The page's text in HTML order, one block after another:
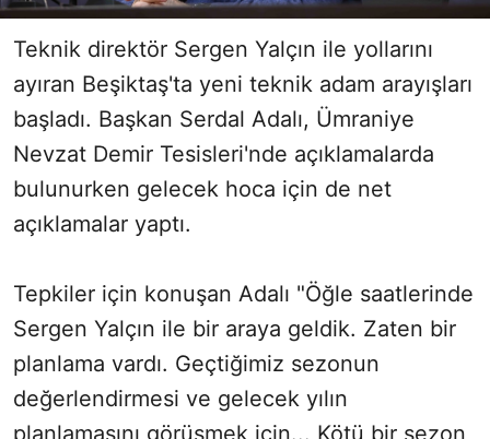
Teknik direktör Sergen Yalçın ile yollarını
ayıran Beşiktaş'ta yeni teknik adam arayışları
başladı. Başkan Serdal Adalı, Ümraniye
Nevzat Demir Tesisleri'nde açıklamalarda
bulunurken gelecek hoca için de net
açıklamalar yaptı.
Tepkiler için konuşan Adalı "Öğle saatlerinde
Sergen Yalçın ile bir araya geldik. Zaten bir
planlama vardı. Geçtiğimiz sezonun
değerlendirmesi ve gelecek yılın